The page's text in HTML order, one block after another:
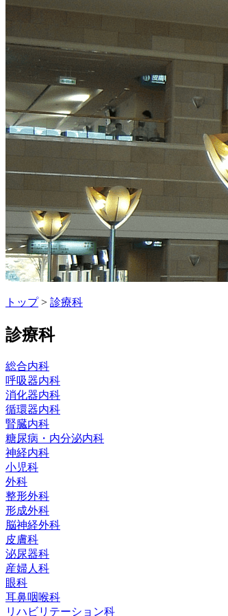
トップ> 診療科
診療科
総合内科
呼吸器内科
消化器内科
循環器内科
腎臓内科
糖尿病・内分泌内科
神経内科
小児科
外科
整形外科
形成外科
脳神経外科
皮膚科
泌尿器科
産婦人科
眼科
耳鼻咽喉科
リハビリテーション科